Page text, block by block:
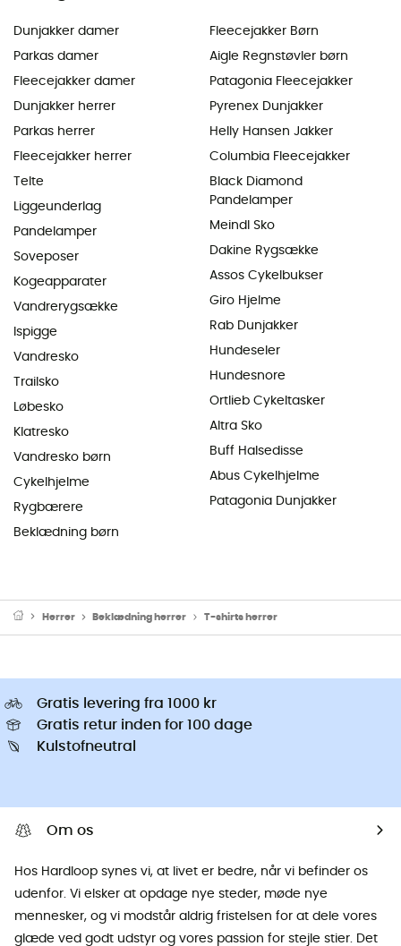
Dunjakker damer
Parkas damer
Fleecejakker damer
Dunjakker herrer
Parkas herrer
Fleecejakker herrer
Telte
Liggeunderlag
Pandelamper
Soveposer
Kogeapparater
Vandrerygsække
Ispigge
Vandresko
Trailsko
Løbesko
Klatresko
Vandresko børn
Cykelhjelme
Rygbærere
Beklædning børn
Fleecejakker Børn
Aigle Regnstøvler børn
Patagonia Fleecejakker
Pyrenex Dunjakker
Helly Hansen Jakker
Columbia Fleecejakker
Black Diamond
Pandelamper
Meindl Sko
Dakine Rygsække
Assos Cykelbukser
Giro Hjelme
Rab Dunjakker
Hundeseler
Hundesnore
Ortlieb Cykeltasker
Altra Sko
Buff Halsedisse
Abus Cykelhjelme
Patagonia Dunjakker
Herrer Beklædning herrer T-shirts herrer
Gratis levering fra 1000 kr
Gratis retur inden for 100 dage
Kulstofneutral
Om os
Hos Hardloop synes vi, at livet er bedre, når vi befinder os
udenfor. Vi elsker at opdage nye steder, møde nye
mennesker, og vi modstår aldrig fristelsen for at dele vores
glæde ved godt udstyr og vores passion for stejle stier. Det